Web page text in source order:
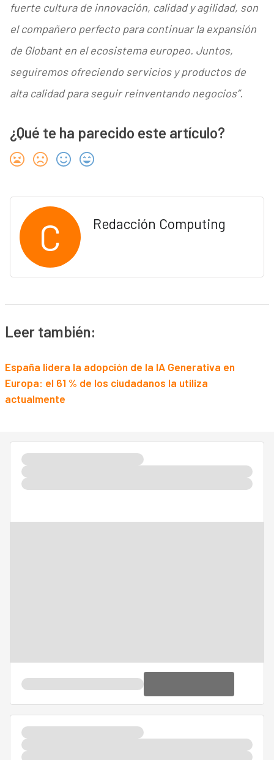
fuerte cultura de innovación, calidad y agilidad, son
el compañero perfecto para continuar la expansión
de Globant en el ecosistema europeo. Juntos,
seguiremos ofreciendo servicios y productos de
alta calidad para seguir reinventando negocios”.
¿Qué te ha parecido este artículo?
C Redacción Computing
Leer también:
España lidera la adopción de la IA Generativa en
Europa: el 61 % de los ciudadanos la utiliza
actualmente